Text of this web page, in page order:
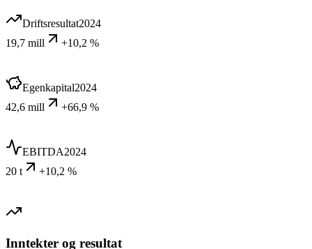
Driftsresultat2024
19,7 mill
+10,2 %
Egenkapital2024
42,6 mill
+66,9 %
EBITDA2024
20 t
+10,2 %
Inntekter og resultat